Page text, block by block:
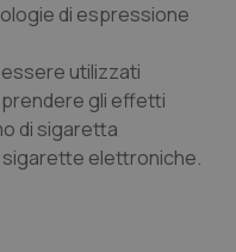
di espressione
utilizzati
gli effetti
di sigaretta
sigarette elettroniche.